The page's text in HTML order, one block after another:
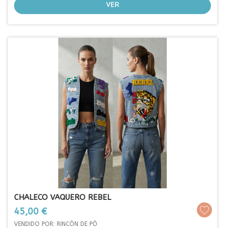
VER
CHALECO VAQUERO REBEL
Prezo
45,00 €
VENDIDO POR: RINCÓN DE PÓ